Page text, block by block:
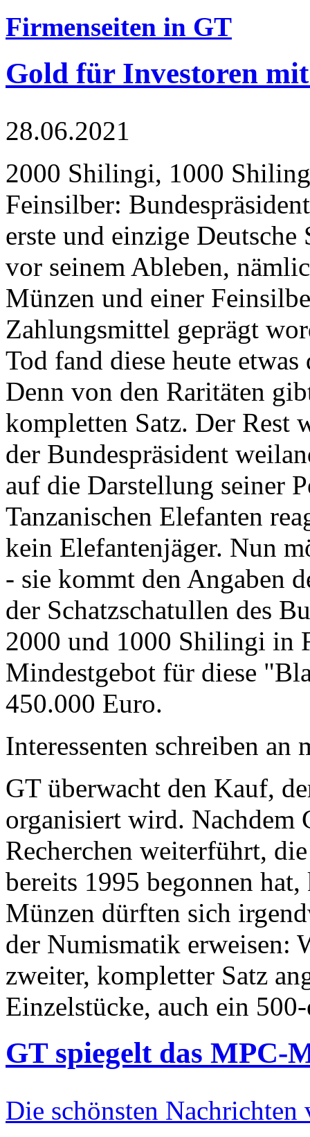
Firmenseiten in GT
Gold für Investoren
28.06.2021
2000 Shilingi, 1000
Feinsilber:
erste und einzige Deutsche
vor seinem Ableben,
Münzen und einer
Zahlungsmittel geprägt
Tod fand diese heute
Denn von den Raritäten
kompletten Satz. Der Rest
der Bundespräsident
auf die Darstellung seiner
Tanzanischen Elefanten
kein Elefantenjäger. Nun
- sie kommt den Angaben
der Schatzschatullen des
2000 und 1000 Shilingi in
Mindestgebot für diese
450.000 Euro.
Interessenten schreiben
GT überwacht den Kauf,
organisiert wird. Nachdem
Recherchen weiterführt,
bereits 1995 begonnen
Münzen dürften sich
der Numismatik erweisen:
zweiter, kompletter Satz
Einzelstücke, auch ein
GT spiegelt das MPC-
Die schönsten Nachrichten